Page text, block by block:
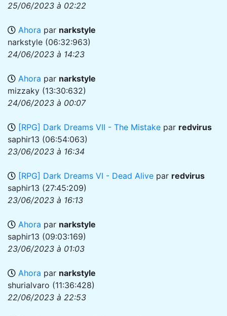
25/06/2023 à 02:22
Ahora par narkstyle
narkstyle (06:32:963)
24/06/2023 à 14:23
Ahora par narkstyle
mizzaky (13:30:632)
24/06/2023 à 00:07
[RPG] Dark Dreams VII - The Mistake par redvirus
saphir13 (06:54:063)
23/06/2023 à 16:34
[RPG] Dark Dreams VI - Dead Alive par redvirus
saphir13 (27:45:209)
23/06/2023 à 16:13
Ahora par narkstyle
saphir13 (09:03:169)
23/06/2023 à 01:03
Ahora par narkstyle
shurialvaro (11:36:428)
22/06/2023 à 22:53